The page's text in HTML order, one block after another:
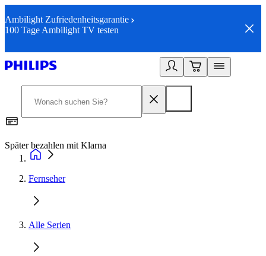
Ambilight Zufriedenheitsgarantie
100 Tage Ambilight TV testen
Später bezahlen mit Klarna
Fernseher
Alle Serien